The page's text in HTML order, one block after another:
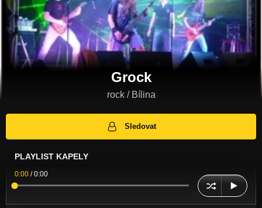
Grock
rock / Bílina
Sledovat
PLAYLIST KAPELY
0:00 /0:00